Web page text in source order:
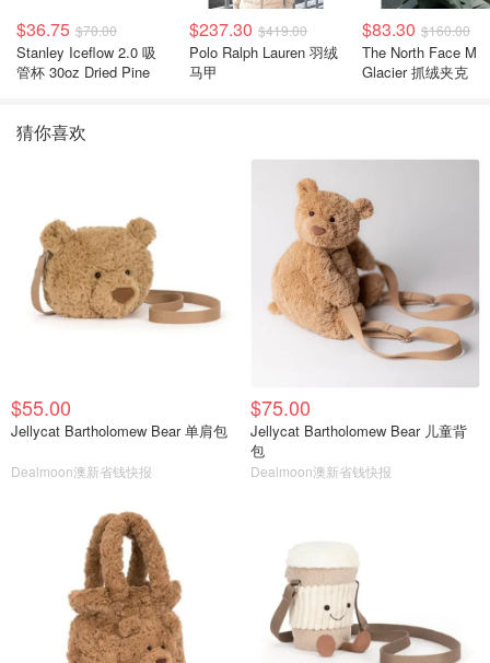
$36.75 $70.00
Stanley Iceflow 2.0 吸
管杯 30oz Dried Pine
$237.30 $419.00
Polo Ralph Lauren 羽绒
马甲
$83.30 $160.00
The North Face M
Glacier 抓绒夹克
猜你喜欢
$55.00
Jellycat Bartholomew Bear 单肩包
Dealmoon澳新省钱快报
$75.00
Jellycat Bartholomew Bear 儿童背
包
Dealmoon澳新省钱快报